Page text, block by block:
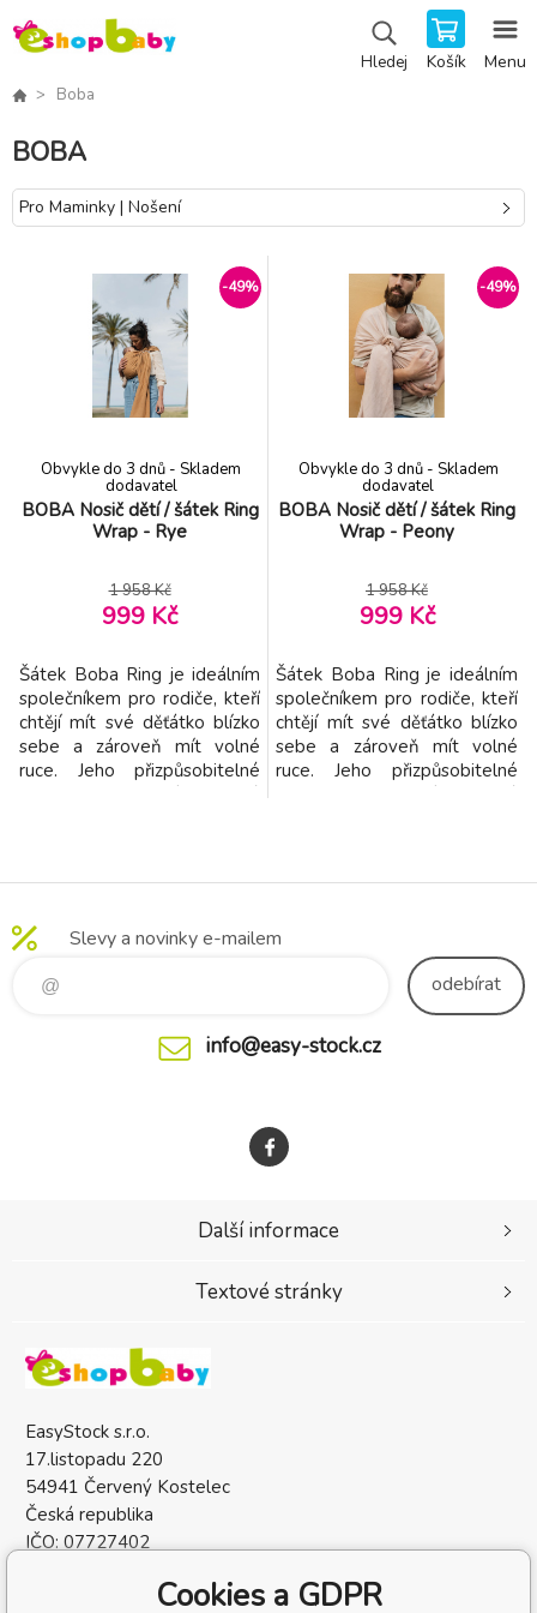
Hledej Košík Menu
Boba
BOBA
Pro Maminky | Nošení
-49%
BOBA Nosič dětí / šátek Ring
Wrap - Rye
Obvykle do 3 dnů - Skladem
dodavatel
1 958 Kč
999 Kč
Šátek Boba Ring je ideálním
společníkem pro rodiče, kteří
chtějí mít své děťátko blízko
sebe a zároveň mít volné
ruce. Jeho přizpůsobitelné
na zádech. Boba Ring je
až po batole, což z něj činí
-49%
BOBA Nosič dětí / šátek Ring
Wrap - Peony
Obvykle do 3 dnů - Skladem
dodavatel
1 958 Kč
999 Kč
Šátek Boba Ring je ideálním
společníkem pro rodiče, kteří
chtějí mít své děťátko blízko
sebe a zároveň mít volné
ruce. Jeho přizpůsobitelné
na zádech. Boba Ring je
až po batole, což z něj činí
Slevy a novinky e-mailem
odebírat
info@easy-stock.cz
EasyStock s.r.o.
17.listopadu 220
54941 Červený Kostelec
Česká republika
IČO: 07727402
Další informace
Textové stránky
Cookies a GDPR